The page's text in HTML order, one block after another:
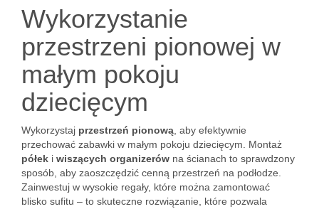
Wykorzystanie
przestrzeni pionowej w
małym pokoju
dziecięcym
Wykorzystaj przestrzeń pionową , aby efektywnie
przechować zabawki w małym pokoju dziecięcym. Montaż
półek i wiszących organizerów na ścianach to sprawdzony
sposób, aby zaoszczędzić cenną przestrzeń na podłodze.
Zainwestuj w wysokie regały, które można zamontować
blisko sufitu – to skuteczne rozwiązanie, które pozwala